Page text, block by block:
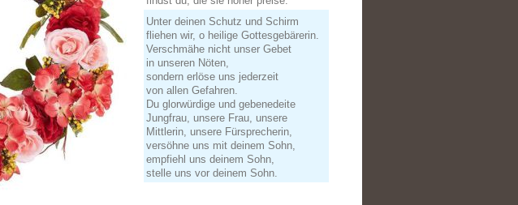
Unter deinen Schutz und Schirm
fliehen wir, o heilige Gottesgebärerin.
Verschmähe nicht unser Gebet
in unseren Nöten,
sondern erlöse uns jederzeit
von allen Gefahren.
Du glorwürdige und gebenedeite
Jungfrau, unsere Frau, unsere
Mittlerin, unsere Fürsprecherin,
versöhne uns mit deinem Sohn,
empfiehl uns deinem Sohn,
stelle uns vor deinem Sohn.